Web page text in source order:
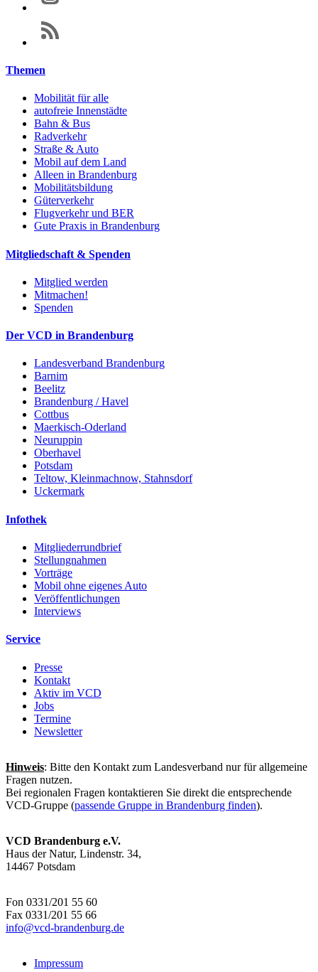
Themen
Mobilität für alle
autofreie Innenstädte
Bahn & Bus
Radverkehr
Straße & Auto
Mobil auf dem Land
Alleen in Brandenburg
Mobilitätsbildung
Güterverkehr
Flugverkehr und BER
Gute Praxis in Brandenburg
Mitgliedschaft & Spenden
Mitglied werden
Mitmachen!
Spenden
Der VCD in Brandenburg
Landesverband Brandenburg
Barnim
Beelitz
Brandenburg / Havel
Cottbus
Maerkisch-Oderland
Neuruppin
Oberhavel
Potsdam
Teltow, Kleinmachnow, Stahnsdorf
Uckermark
Infothek
Mitgliederrundbrief
Stellungnahmen
Vorträge
Mobil ohne eigenes Auto
Veröffentlichungen
Interviews
Service
Presse
Kontakt
Aktiv im VCD
Jobs
Termine
Newsletter
Hinweis: Bitte den Kontakt zum Landesverband nur für allgemeine
Fragen nutzen.
Bei regionalen Fragen kontaktieren Sie direkt die entsprechende
VCD-Gruppe (passende Gruppe in Brandenburg finden).
VCD Brandenburg e.V.
Haus der Natur, Lindenstr. 34,
14467 Potsdam
Fon 0331/201 55 60
Fax 0331/201 55 66
info@vcd-brandenburg.de
Impressum